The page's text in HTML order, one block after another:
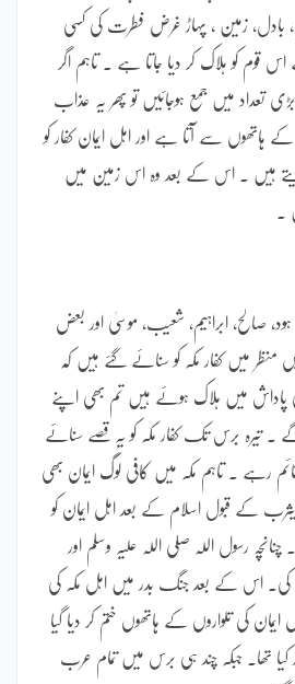
بادل، زمین ، پہاڑ غرض فطرت کی کسی
قوم کو ہلاک کر دیا جاتا ہے ۔ تاہم اگر
تعداد میں جمع ہوجائیں تو پھر یہ عذاب
ہاتھوں سے آتا ہے اور اہل ایمان کفار کو
ہیں ۔ اس کے بعد وہ اس زمین میں
۔
صالح، ابراہیم، شعیب، موسیٰ اور بعض
میں کفار مکہ کو سنائے گئے ہیں کہ
پاداش میں ہلاک ہوئے ہیں تم بھی اپنے
تیرہ برس تک کفار مکہ کو یہ قصے سنائے
قائم رہے ۔ تاہم مکہ میں کافی لوگ ایمان بھی
کے قبول اسلام کے بعد اہل ایمان کو
چنانچہ رسول اللہ صلی اللہ علیہ وسلم اور
کی۔ اس کے بعد جنگ بدر میں اہل مکہ کی
کی تلواروں کے ہاتھوں ختم کر دیا گیا
تھا۔ جبکہ چند ہی برس میں تمام عرب